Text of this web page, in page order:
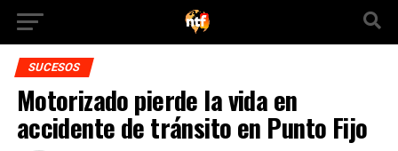
SUCESOS
Motorizado pierde la vida en
accidente de tránsito en Punto Fijo